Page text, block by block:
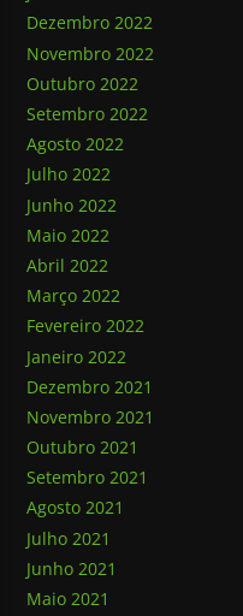
Dezembro 2022
Novembro 2022
Outubro 2022
Setembro 2022
Agosto 2022
Julho 2022
Junho 2022
Maio 2022
Abril 2022
Março 2022
Fevereiro 2022
Janeiro 2022
Dezembro 2021
Novembro 2021
Outubro 2021
Setembro 2021
Agosto 2021
Julho 2021
Junho 2021
Maio 2021